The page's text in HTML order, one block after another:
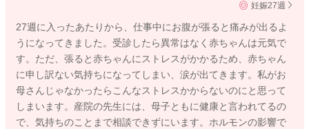
妊娠27週
27週に入ったあたりから、仕事中にお腹が張ると痛みが出るよ
うになってきました。受診したら異常はなく赤ちゃんは元気で
す。ただ、張ると赤ちゃんにストレスがかかるため、赤ちゃん
に申し訳ない気持ちになってしまい、涙が出てきます。私がお
母さんじゃなかったらこんなストレスかからないのにと思って
しまいます。産院の先生には、母子ともに健康と言われてるの
で、気持ちのことまで相談できずにいます。ホルモンの影響で